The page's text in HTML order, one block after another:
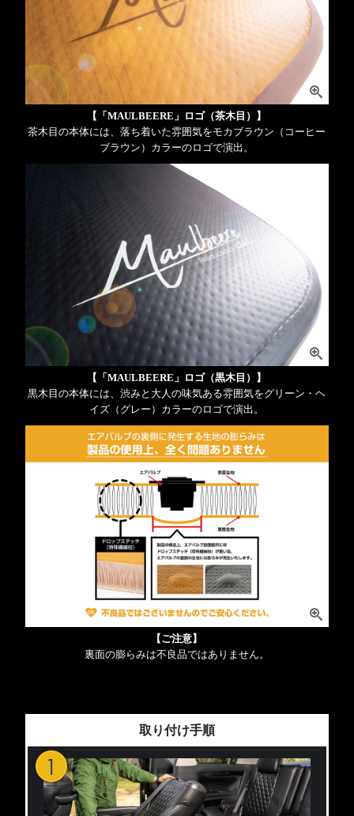
【「MAULBEERE」ロゴ（茶木目）】
茶木目の本体には、落ち着いた雰囲気をモカブラウン（コーヒー
ブラウン）カラーのロゴで演出。
【「MAULBEERE」ロゴ（黒木目）】
黒木目の本体には、渋みと大人の味気ある雰囲気をグリーン・ヘ
イズ（グレー）カラーのロゴで演出。
【ご注意】
裏面の膨らみは不良品ではありません。
取り付け手順
1